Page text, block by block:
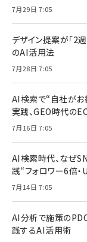
7月29日 7:05
デザイン提案が「2
のAI活用法
7月28日 7:05
AI検索で“自社がお
実践、GEO時代の
7月16日 7:05
AI検索時代、なぜ
践“フォロワー6倍
7月14日 7:05
AI分析で施策の
践するAI活用術